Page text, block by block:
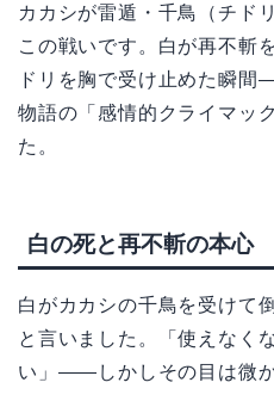
カカシが雷遁・千鳥（チド
この戦いです。白が再不斬
ドリを胸で受け止めた瞬
物語の「感情的クライマッ
た。
白の死と再不斬の本心
白がカカシの千鳥を受けて
と言いました。「使えなく
い」——しかしその目は微か